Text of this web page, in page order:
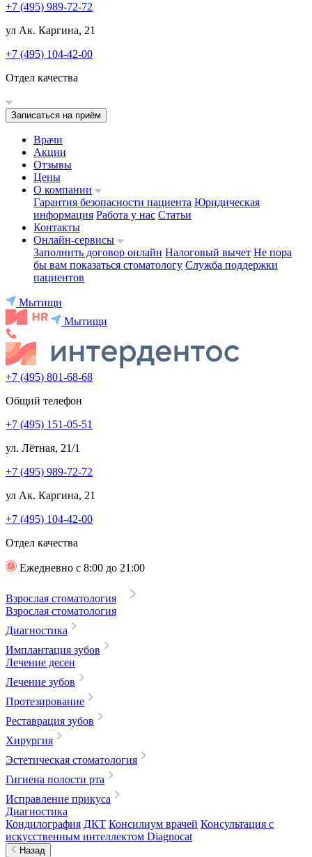
+7 (495) 989-72-72
ул Ак. Каргина, 21
+7 (495) 104-42-00
Отдел качества
Записаться на приём
Врачи
Акции
Отзывы
Цены
О компании
Гарантия безопасности пациента Юридическая
информация Работа у нас Статьи
Контакты
Онлайн-сервисы
Заполнить договор онлайн Налоговый вычет Не пора
бы вам показаться стоматологу Служба поддержки
пациентов
Мытищи
Мытищи
+7 (495) 801-68-68
Общий телефон
+7 (495) 151-05-51
ул. Лётная, 21/1
+7 (495) 989-72-72
ул Ак. Каргина, 21
+7 (495) 104-42-00
Отдел качества
Ежедневно с 8:00 до 21:00
Взрослая стоматология
Взрослая стоматология
Диагностика
Имплантация зубов
Лечение десен
Лечение зубов
Протезирование
Реставрация зубов
Хирургия
Эстетическая стоматология
Гигиена полости рта
Исправление прикуса
Диагностика
Кондилография ДКТ Консилиум врачей Консультация с
искусственным интеллектом Diagnocat
Назад